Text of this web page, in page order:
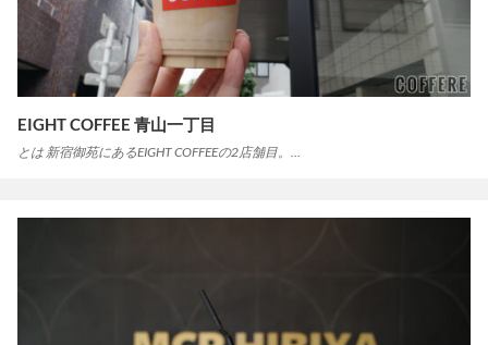
EIGHT COFFEE 青山一丁目
とは 新宿御苑にあるEIGHT COFFEEの2店舗目。…